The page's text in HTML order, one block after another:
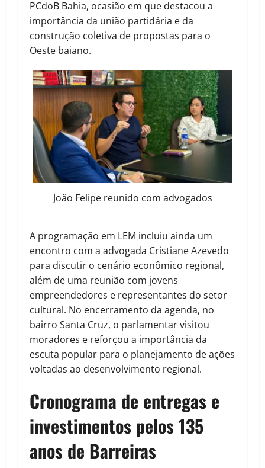
PCdoB Bahia, ocasião em que destacou a
importância da união partidária e da
construção coletiva de propostas para o
Oeste baiano.
João Felipe reunido com advogados
A programação em LEM incluiu ainda um
encontro com a advogada Cristiane Azevedo
para discutir o cenário econômico regional,
além de uma reunião com jovens
empreendedores e representantes do setor
cultural. No encerramento da agenda, no
bairro Santa Cruz, o parlamentar visitou
moradores e reforçou a importância da
escuta popular para o planejamento de ações
voltadas ao desenvolvimento regional.
Cronograma de entregas e
investimentos pelos 135
anos de Barreiras